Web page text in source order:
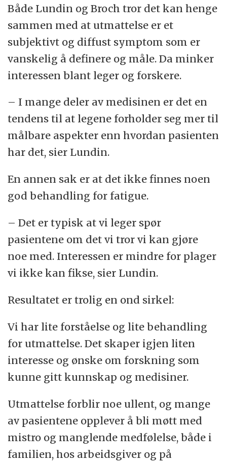
Både Lundin og Broch tror det kan henge
sammen med at utmattelse er et
subjektivt og diffust symptom som er
vanskelig å definere og måle. Da minker
interessen blant leger og forskere.
– I mange deler av medisinen er det en
tendens til at legene forholder seg mer til
målbare aspekter enn hvordan pasienten
har det, sier Lundin.
En annen sak er at det ikke finnes noen
god behandling for fatigue.
– Det er typisk at vi leger spør
pasientene om det vi tror vi kan gjøre
noe med. Interessen er mindre for plager
vi ikke kan fikse, sier Lundin.
Resultatet er trolig en ond sirkel:
Vi har lite forståelse og lite behandling
for utmattelse. Det skaper igjen liten
interesse og ønske om forskning som
kunne gitt kunnskap og medisiner.
Utmattelse forblir noe ullent, og mange
av pasientene opplever å bli møtt med
mistro og manglende medfølelse, både i
familien, hos arbeidsgiver og på